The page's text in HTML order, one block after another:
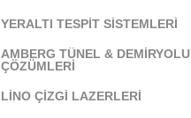
YERALTI TESPIT SISTEMLERI
AMBERG TÜNEL & DEMIRYOLU
ÇÖZÜMLERI
LINO ÇIZGI LAZERLERI